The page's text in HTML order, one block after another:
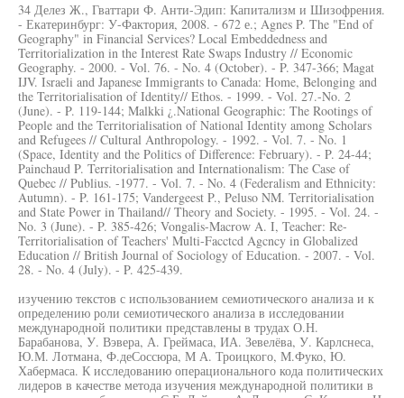
34 Делез Ж., Гваттари Ф. Анти-Эдип: Капитализм и Шизофрения.
- Екатеринбург: У-Фактория, 2008. - 672 е.; Agnes P. The "End of
Geography" in Financial Services? Local Embeddedness and
Territorialization in the Interest Rate Swaps Industry // Economic
Geography. - 2000. - Vol. 76. - No. 4 (October). - P. 347-366; Magat
IJV. Israeli and Japanese Immigrants to Canada: Home, Belonging and
the Territorialisation of Identity// Ethos. - 1999. - Vol. 27.-No. 2
(June). - P. 119-144; Malkki ¿.National Geographic: The Rootings of
People and the Territorialisation of National Identity among Scholars
and Refugees // Cultural Anthropology. - 1992. - Vol. 7. - No. 1
(Space, Identity and the Politics of Difference: February). - P. 24-44;
Painchaud P. Territorialisation and Internationalism: The Case of
Quebec // Publius. -1977. - Vol. 7. - No. 4 (Federalism and Ethnicity:
Autumn). - P. 161-175; Vandergeest P., Peluso NM. Territorialisation
and State Power in Thailand// Theory and Society. - 1995. - Vol. 24. -
No. 3 (June). - P. 385-426; Vongalis-Macrow A. I, Teacher: Re-
Territorialisation of Teachers' Multi-Facctcd Agcncy in Globalized
Education // British Journal of Sociology of Education. - 2007. - Vol.
28. - No. 4 (July). - P. 425-439.
изучению текстов с использованием семиотического анализа и к
определению роли семиотического анализа в исследовании
международной политики представлены в трудах О.Н.
Барабанова, У. Вэвера, А. Греймаса, ИА. Зевелёва, У. Карлснеса,
Ю.М. Лотмана, Ф.деСоссюра, М А. Троицкого, М.Фуко, Ю.
Хабермаса. К исследованию операционального кода политических
лидеров в качестве метода изучения международной политики в